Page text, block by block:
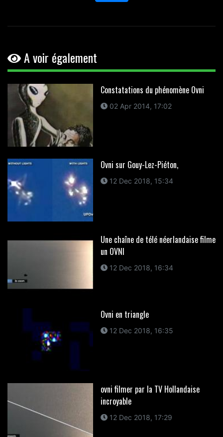
A voir également
Constatations du phénomène Ovni
02 Apr 2014, 17:02
Ovni sur Gouy-Lez-Piéton,
12 Dec 2018, 15:34
Une chaîne de télé néerlandaise filme
un OVNI
12 Dec 2018, 16:34
Ovni en triangle
12 Dec 2018, 16:35
ovni filmer par la TV Hollandaise
incroyable
12 Dec 2018, 17:29